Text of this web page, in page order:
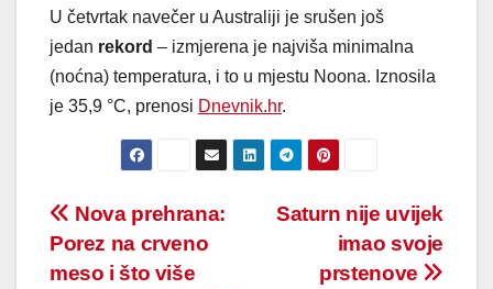
U četvrtak navečer u Australiji je srušen još
jedan rekord – izmjerena je najviša minimalna
(noćna) temperatura, i to u mjestu Noona. Iznosila
je 35,9 °C, prenosi Dnevnik.hr.
Post
navigation
Saturn nije uvijek
imao svoje
prstenove
Nova prehrana:
Porez na crveno
meso i što više